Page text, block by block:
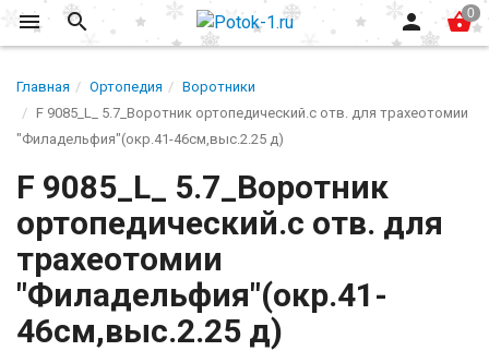
Главная Ортопедия
Воротники
F 9085_L_ 5.7_Воротник ортопедический.с отв. для трахеотомии
"Филадельфия"(окр.41-46см,выс.2.25 д)
F 9085_L_ 5.7_Воротник
ортопедический.с отв. для
трахеотомии
"Филадельфия"(окр.41-
46см,выс.2.25 д)